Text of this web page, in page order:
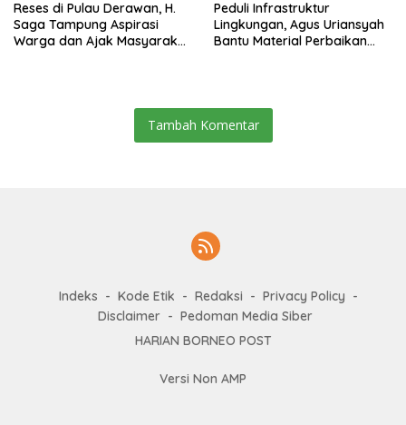
Reses di Pulau Derawan, H.
Saga Tampung Aspirasi
Warga dan Ajak Masyarakat
Peduli Infrastruktur
Lingkungan, Agus Uriansyah
Bantu Material Perbaikan
Tambah Komentar
Indeks Kode Etik Redaksi
Privacy Policy
Disclaimer
Pedoman Media Siber
HARIAN BORNEO POST
Versi Non AMP